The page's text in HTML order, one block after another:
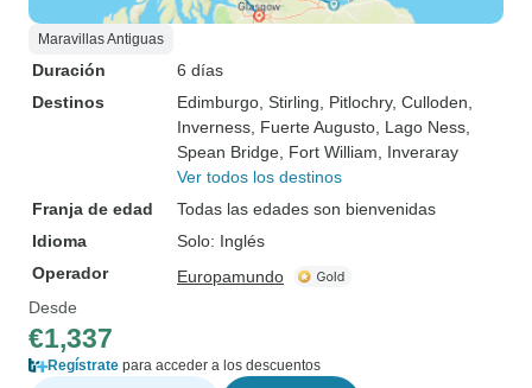
Maravillas Antiguas
Duración
6 días
Destinos
Edimburgo , Stirling , Pitlochry, Culloden
Inverness , Fuerte Augusto , Lago Ness
Spean Bridge , Fort William , Inveraray
Ver todos los destinos
Franja de edad
Todas las edades son bienvenidas
Idioma
Solo: Inglés
Operador
Europamundo
Desde
€1,337
Regístrate para acceder a los descuentos